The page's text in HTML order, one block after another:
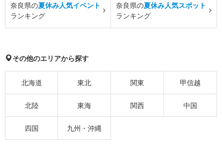
奈良県の夏休み人気イベント
ランキング
奈良県の夏休み人気スポット
ランキング
その他のエリアから探す
北海道 東北 関東 甲信越
北陸 東海 関西 中国
四国 九州・沖縄